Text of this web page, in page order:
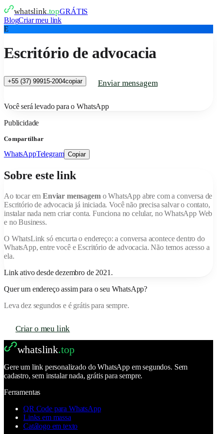
whatslink.topGRÁTIS
BlogCriar meu link
E
Escritório de advocacia
+55 (37) 99915-2004copiar Enviar mensagem
Você será levado para o WhatsApp
Publicidade
Compartilhar
WhatsAppTelegram Copiar
Sobre este link
Ao tocar emEnviar mensagem o WhatsApp abre com a conversa de
Escritório de advocacia já iniciada. Você não precisa salvar o contato,
instalar nada nem criar conta. Funciona no celular, no WhatsApp Web
e no Business.
O WhatsLink só encurta o endereço: a conversa acontece dentro do
WhatsApp, entre você eEscritório de advocacia. Não temos acesso a
ela.
Link ativo desde dezembro de 2021 .
Quer um endereço assim para o seu WhatsApp?
Leva dez segundos e é grátis para sempre.
Criar o meu link
whatslink.top
Gere um link personalizado do WhatsApp em segundos. Sem
cadastro, sem instalar nada, grátis para sempre.
Ferramentas
QR Code para WhatsApp
Links em massa
Catálogo em texto